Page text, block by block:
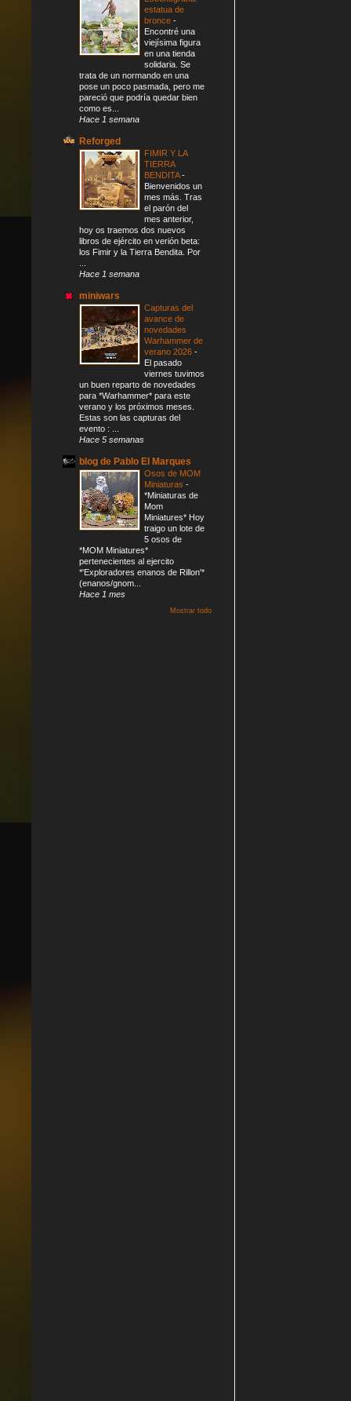
estatua de
bronce -
Encontré una
viejísima figura
en una tienda
solidaria. Se
trata de un normando en una
pose un poco pasmada, pero me
pareció que podría quedar bien
como es...
Hace 1 semana
Reforged
FIMIR Y LA
TIERRA
BENDITA-
Bienvenidos un
mes más. Tras
el parón del
mes anterior,
hoy os traemos dos nuevos
libros de ejército en verión beta:
los Fimir y la Tierra Bendita. Por
Hace 1 semana
miniwars
Capturas del
avance de
novedades
Warhammer de
verano 2026 -
El pasado
viernes tuvimos
un buen reparto de novedades
para *Warhammer* para este
verano y los próximos meses.
Estas son las capturas del
evento : ...
Hace 5 semanas
blog de Pablo El Marques
Osos de MOM
Miniaturas -
*Miniaturas de
Mom
Miniatures* Hoy
traigo un lote de
5 osos de
*MOM Miniatures*
pertenecientes al ejercito
*'Exploradores enanos de Rillon'*
(enanos/gnom...
Hace 1 mes
Mostrar todo